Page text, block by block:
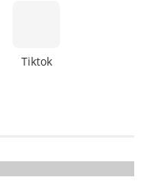
Tiktok